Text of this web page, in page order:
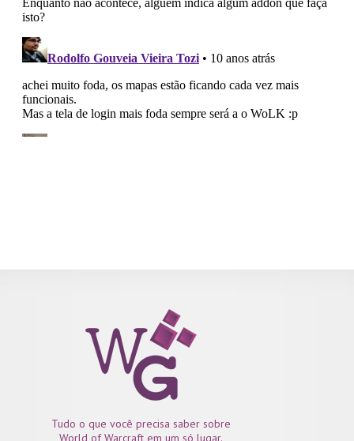
Tudo o que você precisa saber sobre
World of Warcraft em um só lugar.